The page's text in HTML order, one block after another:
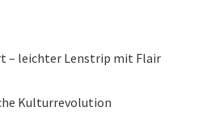
– leichter Lenstrip mit Flair
Kulturrevolution